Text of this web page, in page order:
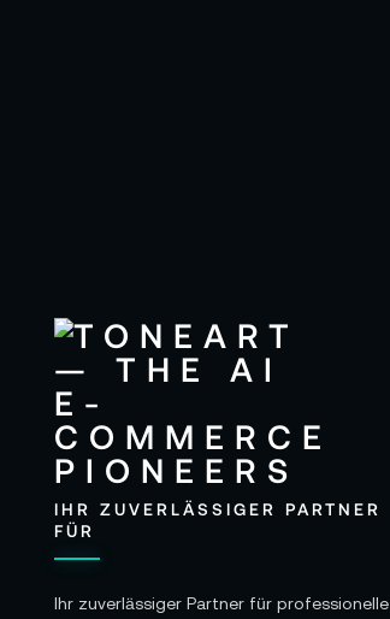
IHR ZUVERLÄSSIGER PARTNER
FÜR
Ihr zuverlässiger Partner für professionelle